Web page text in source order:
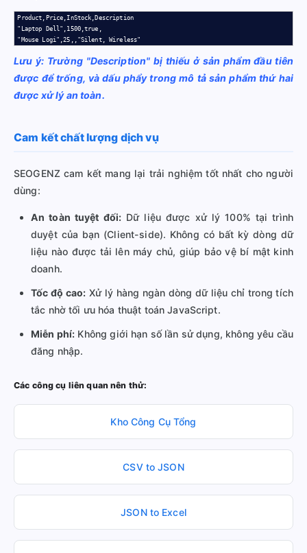
Product,Price,InStock,Description
"Laptop Dell",1500,true,
"Mouse Logi",25,,"Silent, Wireless"
Lưu ý: Trường "Description" bị thiếu ở sản phẩm đầu tiên
được để trống, và dấu phẩy trong mô tả sản phẩm thứ hai
được xử lý an toàn.
Cam kết chất lượng dịch vụ
SEOGENZ cam kết mang lại trải nghiệm tốt nhất cho người
dùng:
An toàn tuyệt đối: Dữ liệu được xử lý 100% tại trình
duyệt của bạn (Client-side). Không có bất kỳ dòng dữ
liệu nào được tải lên máy chủ, giúp bảo vệ bí mật kinh
doanh.
Tốc độ cao: Xử lý hàng ngàn dòng dữ liệu chỉ trong tích
tắc nhờ tối ưu hóa thuật toán JavaScript.
Miễn phí: Không giới hạn số lần sử dụng, không yêu cầu
đăng nhập.
Các công cụ liên quan nên thử:
Kho Công Cụ Tổng
CSV to JSON
JSON to Excel